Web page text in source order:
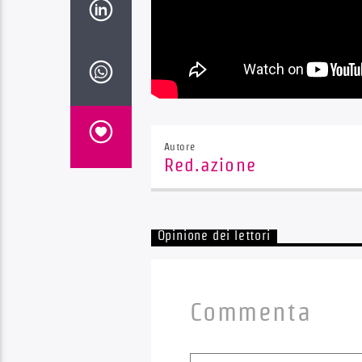
Autore
Red.azione
Opinione dei lettori
Commenta